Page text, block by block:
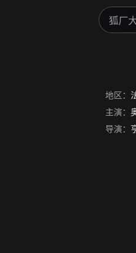
地区：
主演：
导演：